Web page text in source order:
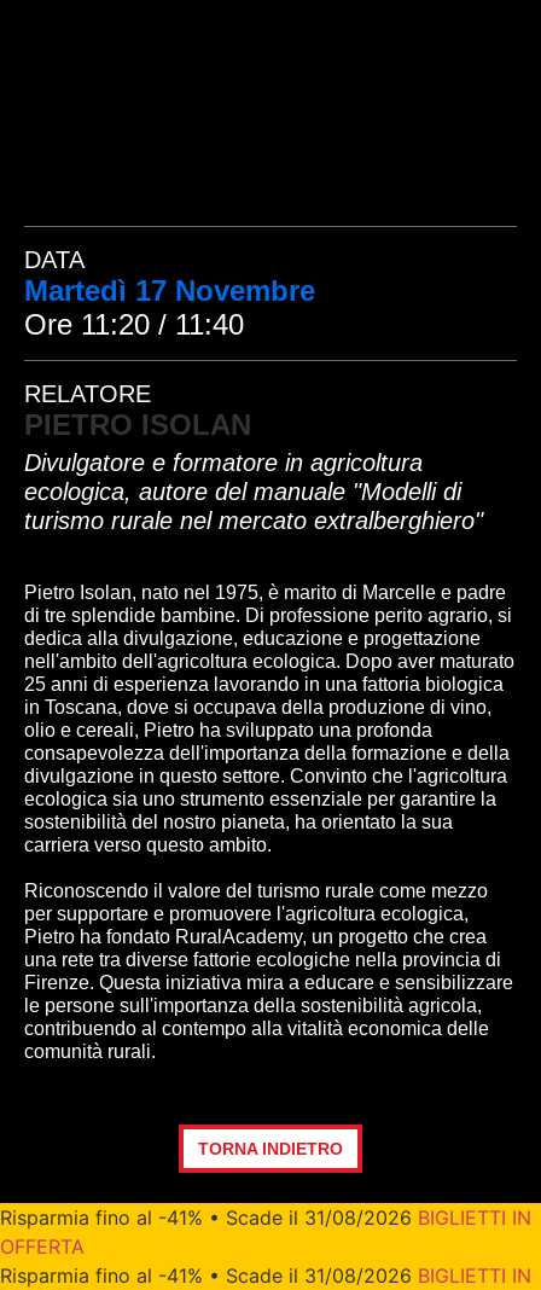
DATA
Martedì 17 Novembre
Ore 11:20 / 11:40
RELATORE
PIETRO ISOLAN
Divulgatore e formatore in agricoltura
ecologica, autore del manuale "Modelli di
turismo rurale nel mercato extralberghiero"
Pietro Isolan, nato nel 1975, è marito di Marcelle e padre
di tre splendide bambine. Di professione perito agrario, si
dedica alla divulgazione, educazione e progettazione
nell'ambito dell'agricoltura ecologica. Dopo aver maturato
25 anni di esperienza lavorando in una fattoria biologica
in Toscana, dove si occupava della produzione di vino,
olio e cereali, Pietro ha sviluppato una profonda
consapevolezza dell'importanza della formazione e della
divulgazione in questo settore. Convinto che l'agricoltura
ecologica sia uno strumento essenziale per garantire la
sostenibilità del nostro pianeta, ha orientato la sua
carriera verso questo ambito.
Riconoscendo il valore del turismo rurale come mezzo
per supportare e promuovere l'agricoltura ecologica,
Pietro ha fondato RuralAcademy, un progetto che crea
una rete tra diverse fattorie ecologiche nella provincia di
Firenze. Questa iniziativa mira a educare e sensibilizzare
le persone sull'importanza della sostenibilità agricola,
contribuendo al contempo alla vitalità economica delle
comunità rurali.
TORNA INDIETRO
Risparmia fino al -41% • Scade il 31/08/2026 BIGLIETTI IN
OFFERTA
Risparmia fino al -41% • Scade il 31/08/2026 BIGLIETTI IN